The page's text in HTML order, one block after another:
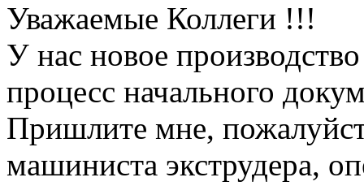
Уважаемые Коллеги !!!
У нас новое
процесс начального
Пришлите мне,
машиниста экструдера,